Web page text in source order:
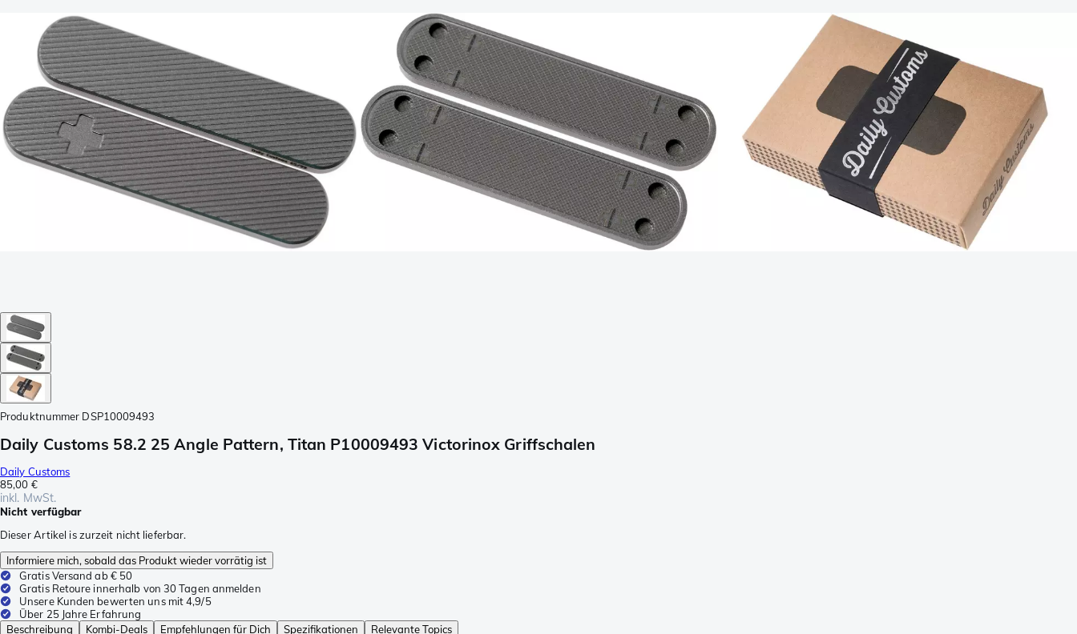
Produktnummer DSP10009493
Daily Customs 58.2 25 Angle Pattern, Titan P10009493 Victorinox Griffschalen
Daily Customs
85,00 €
inkl. MwSt.
Nicht verfügbar
Dieser Artikel is zurzeit nicht lieferbar.
Informiere mich, sobald das Produkt wieder vorrätig ist
Gratis Versand ab € 50
Gratis Retoure innerhalb von 30 Tagen anmelden
Unsere Kunden bewerten uns mit 4,9/5
Über 25 Jahre Erfahrung
Beschreibung
Kombi-Deals Empfehlungen für Dich Spezifikationen Relevante Topics